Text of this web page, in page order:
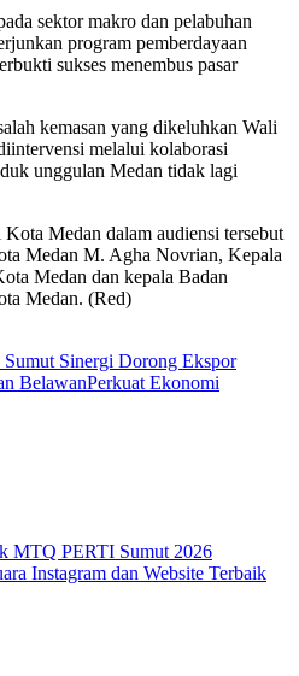
sektor makro dan pelabuhan
program pemberdayaan
sukses menembus pasar
kemasan yang dikeluhkan Wali
melalui kolaborasi
unggulan Medan tidak lagi
Medan dalam audiensi tersebut
Medan M. Agha Novrian, Kepala
Medan dan kepala Badan
Medan. (Red)
Sinergi Dorong Ekspor
BelawanPerkuat Ekonomi
MTQ PERTI Sumut 2026
Instagram dan Website Terbaik